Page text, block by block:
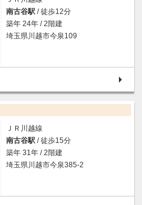
南古谷駅 / 徒歩12分
築年 24年 / 2階建
埼玉県川越市今泉109
ＪＲ川越線
南古谷駅 / 徒歩15分
築年 31年 / 2階建
埼玉県川越市今泉385-2